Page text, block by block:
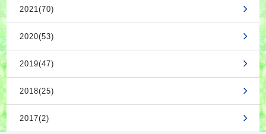
2021(70)
2020(53)
2019(47)
2018(25)
2017(2)